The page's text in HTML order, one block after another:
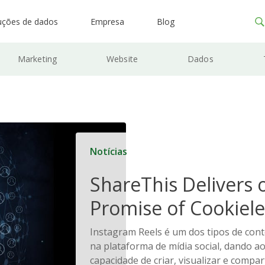
de dados Empresa Blog
Marketing Website Dados
Notícias
ShareThis Delivers
Promise of
Solutions
Instagram Reels é um dos tipos de
na plataforma de mídia social, dando
capacidade de criar, visualizar e